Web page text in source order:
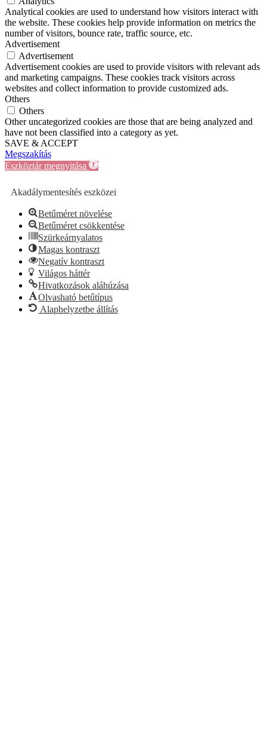
Analytical cookies are used to understand how visitors interact with
the website. These cookies help provide information on metrics the
number of visitors, bounce rate, traffic source, etc.
Advertisement
Advertisement
Advertisement cookies are used to provide visitors with relevant ads
and marketing campaigns. These cookies track visitors across
websites and collect information to provide customized ads.
Others
Others
Other uncategorized cookies are those that are being analyzed and
have not been classified into a category as yet.
SAVE & ACCEPT
Megszakítás
Eszköztár megnyitása
Akadálymentesítés eszközei
Betűméret növelése
Betűméret csökkentése
Szürkeárnyalatos
Magas kontraszt
Negatív kontraszt
Világos háttér
Hivatkozások aláhúzása
Olvasható betűtípus
Alaphelyzetbe állítás